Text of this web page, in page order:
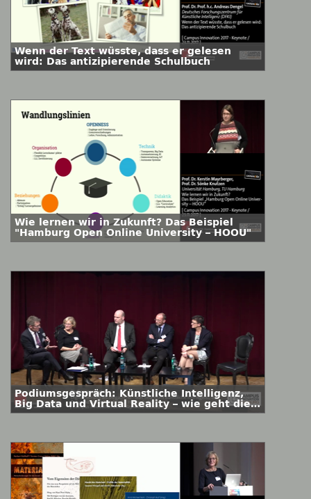
Wenn der Text wüsste, dass er gelesen
wird: Das antizipierende Schulbuch
Wie lernen wir in Zukunft? Das Beispiel
"Hamburg Open Online University – HOOU"
Podiumsgespräch: Künstliche Intelligenz,
Big Data und Virtual Reality – wie geht die
Wissenschaft mit ihrer neuen